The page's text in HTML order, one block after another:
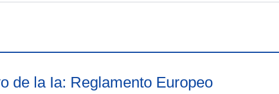
de la Ia: Reglamento Europeo